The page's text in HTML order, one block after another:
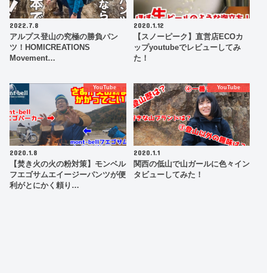
2022.7.8
アルプス登山の究極の勝負パン
ツ！HOMICREATIONS
Movement…
2020.1.12
【スノーピーク】直営店ECOカ
ップyoutubeでレビューしてみ
た！
YouTube
2020.1.8
【焚き火の火の粉対策】モンベル
フエゴサムエイージーパンツが便
利がとにかく頼り…
YouTube
2020.1.1
関西の低山で山ガールに色々イン
タビューしてみた！